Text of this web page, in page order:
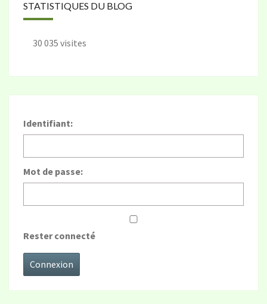
STATISTIQUES DU BLOG
30 035 visites
Identifiant:
Mot de passe:
Rester connecté
Connexion